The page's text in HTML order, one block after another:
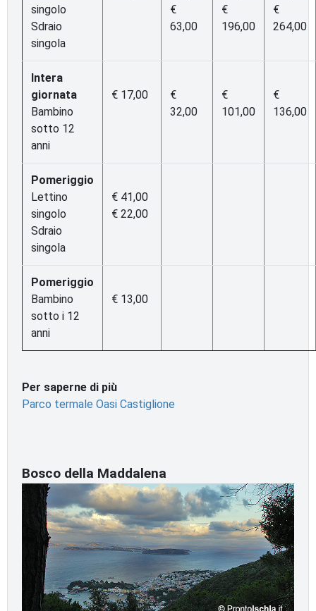
singolo
Sdraio
singola
€
63,00
€
196,00
€
264,00
Intera
giornata
Bambino
sotto 12
anni
€ 17,00
€
32,00
€
101,00
€
136,00
Pomeriggio
Lettino
singolo
Sdraio
singola
€ 41,00
€ 22,00
Pomeriggio
Bambino
sotto i 12
anni
€ 13,00
Per saperne di più
Parco termale Oasi Castiglione
Bosco della Maddalena